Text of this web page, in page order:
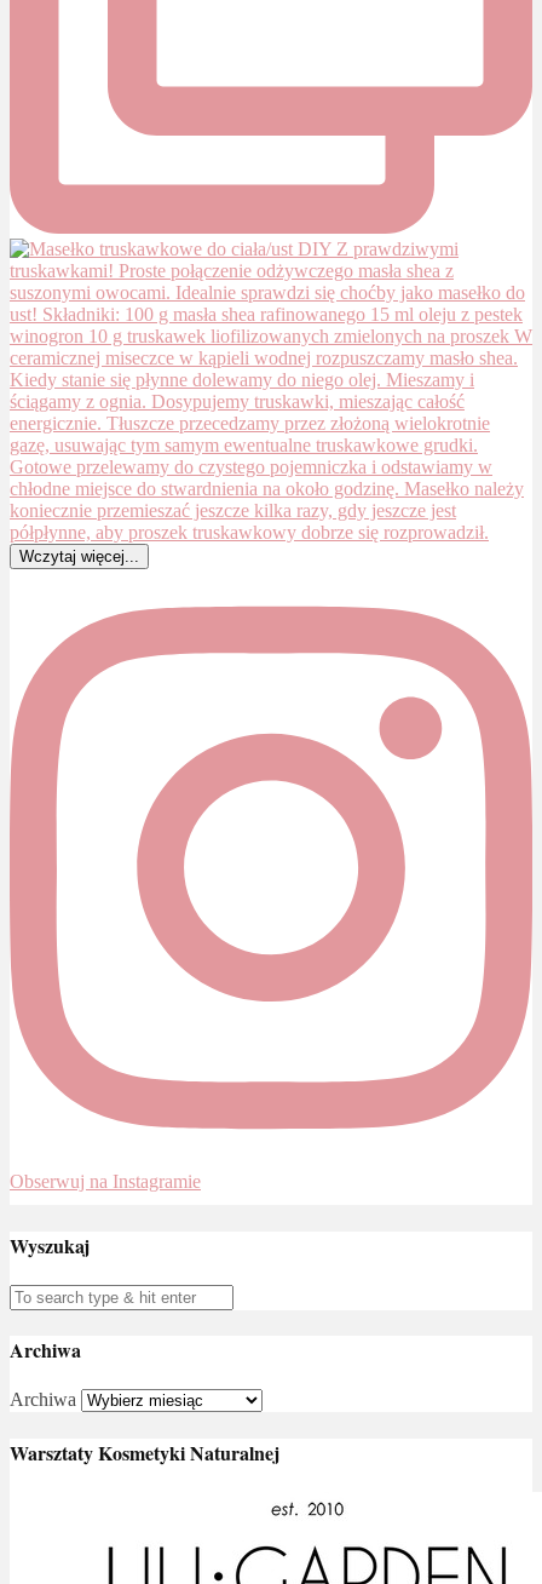
Wczytaj więcej...
Obserwuj na Instagramie
Wyszukaj
Archiwa
Archiwa
Warsztaty Kosmetyki Naturalnej